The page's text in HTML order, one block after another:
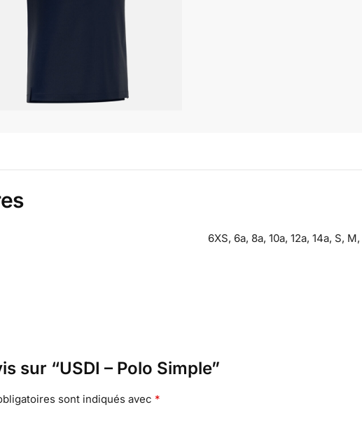
6XS, 6a, 8a, 10a, 12a, 14a, S,
sur “USDI – Polo Simple”
sont indiqués avec *